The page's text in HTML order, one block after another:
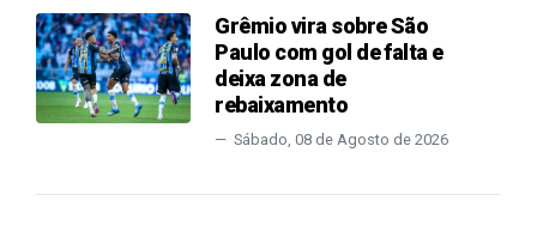
Grêmio vira sobre São
Paulo com gol de falta e
deixa zona de
rebaixamento
Sábado, 08 de Agosto de 2026